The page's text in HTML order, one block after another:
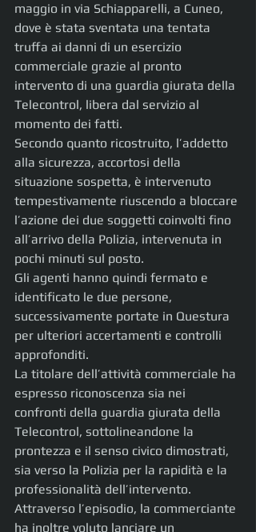
maggio in via Schiapparelli, a Cuneo,
dove è stata sventata una tentata
truffa ai danni di un esercizio
commerciale grazie al pronto
intervento di una guardia giurata della
Telecontrol, libera dal servizio al
momento dei fatti.
Secondo quanto ricostruito, l’addetto
alla sicurezza, accortosi della
situazione sospetta, è intervenuto
tempestivamente riuscendo a bloccare
l’azione dei due soggetti coinvolti fino
all’arrivo della Polizia, intervenuta in
pochi minuti sul posto.
Gli agenti hanno quindi fermato e
identificato le due persone,
successivamente portate in Questura
per ulteriori accertamenti e controlli
approfonditi.
La titolare dell’attività commerciale ha
espresso riconoscenza sia nei
confronti della guardia giurata della
Telecontrol, sottolineandone la
prontezza e il senso civico dimostrati,
sia verso la Polizia per la rapidità e la
professionalità dell’intervento.
Attraverso l’episodio, la commerciante
ha inoltre voluto lanciare un